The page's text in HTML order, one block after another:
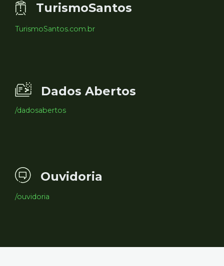
TurismoSantos
TurismoSantos.com.br
Dados Abertos
/dadosabertos
Ouvidoria
/ouvidoria